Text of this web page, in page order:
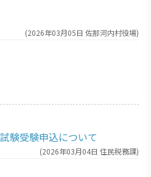
(2026年03月05日 佐那河内村役場)
験受験申込について
(2026年03月04日 住民税務課)